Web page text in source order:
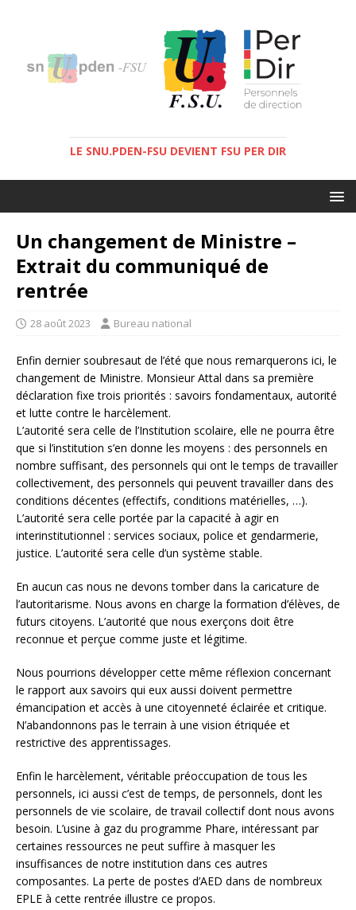
LE SNU.PDEN-FSU DEVIENT FSU PER DIR
Un changement de Ministre –
Extrait du communiqué de
rentrée
28 août 2023 Bureau national
Enfin dernier soubresaut de l’été que nous remarquerons ici, le
changement de Ministre. Monsieur Attal dans sa première
déclaration fixe trois priorités : savoirs fondamentaux, autorité
et lutte contre le harcèlement.
L’autorité sera celle de l’Institution scolaire, elle ne pourra être
que si l’institution s’en donne les moyens : des personnels en
nombre suffisant, des personnels qui ont le temps de travailler
collectivement, des personnels qui peuvent travailler dans des
conditions décentes (effectifs, conditions matérielles, …).
L’autorité sera celle portée par la capacité à agir en
interinstitutionnel : services sociaux, police et gendarmerie,
justice. L’autorité sera celle d’un système stable.
En aucun cas nous ne devons tomber dans la caricature de
l’autoritarisme. Nous avons en charge la formation d’élèves, de
futurs citoyens. L’autorité que nous exerçons doit être
reconnue et perçue comme juste et légitime.
Nous pourrions développer cette même réflexion concernant
le rapport aux savoirs qui eux aussi doivent permettre
émancipation et accès à une citoyenneté éclairée et critique.
N’abandonnons pas le terrain à une vision étriquée et
restrictive des apprentissages.
Enfin le harcèlement, véritable préoccupation de tous les
personnels, ici aussi c’est de temps, de personnels, dont les
personnels de vie scolaire, de travail collectif dont nous avons
besoin. L’usine à gaz du programme Phare, intéressant par
certaines ressources ne peut suffire à masquer les
insuffisances de notre institution dans ces autres
composantes. La perte de postes d’AED dans de nombreux
EPLE à cette rentrée illustre ce propos.